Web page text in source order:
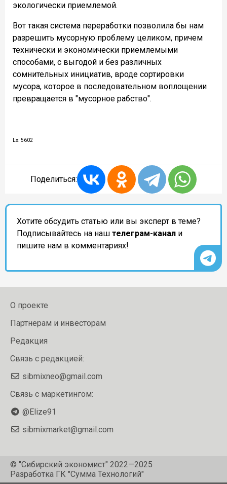
экологически приемлемой.
Вот такая система переработки позволила бы нам
разрешить мусорную проблему целиком, причем
технически и экономически приемлемыми
способами, с выгодой и без различных
сомнительных инициатив, вроде сортировки
мусора, которое в последовательном воплощении
превращается в "мусорное рабство".
Lx: 5602
Поделиться:
Хотите обсудить статью или вы эксперт в теме?
Подписывайтесь на наш телеграм-канал и
пишите нам в комментариях!
О проекте
Партнерам и инвесторам
Редакция
Связь с редакцией:
sibmixneo@gmail.com
Связь с маркетингом:
@Elize91
sibmixmarket@gmail.com
© "Сибирский экономист" 2022—2025
Разработка ГК "Сумма Технологий"